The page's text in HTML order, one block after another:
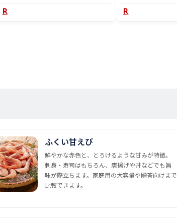
ふくい甘えび
鮮やかな赤色と、とろけるような甘みが特徴。
刺身・寿司はもちろん、唐揚げや丼などでも旨
味が際立ちます。家庭用の大容量や贈答向けまで
比較できます。